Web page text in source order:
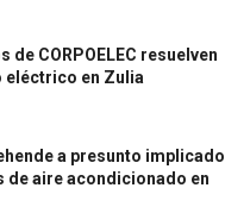
de CORPOELEC resuelven
eléctrico en Zulia
a presunto implicado
de aire acondicionado en